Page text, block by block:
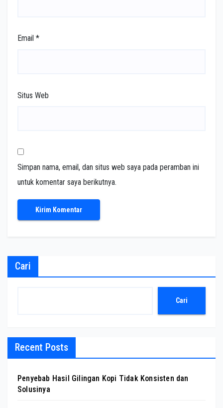
Email *
Situs Web
Simpan nama, email, dan situs web saya pada peramban ini
untuk komentar saya berikutnya.
Cari
Cari
Recent Posts
Penyebab Hasil Gilingan Kopi Tidak Konsisten dan
Solusinya